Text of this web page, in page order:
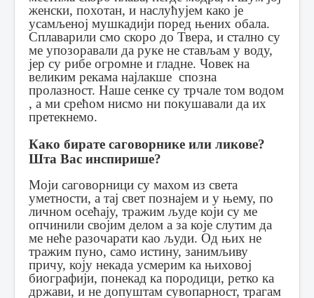
женски, похотан, и наслућујем како је
усамљеној мушкадији поред њених обала.
Сплаварили смо скоро до Твера, и стално су
ме упозоравали да руке не стављам у воду,
јер су рибе огромне и гладне. Човек на
великим рекама најлакше спозна
пролазност. Наше сенке су трчале том водом
, а ми срећом нисмо ни покушавали да их
претекнемо.
Како бирате саговорнике или ликове?
Шта Вас инспирише?
Моји саговорници су махом из света
уметности, а тај свет познајем и у њему, по
личном осећају, тражим људе који су ме
опчинили својим делом а за које слутим да
ме неће разочарати као људи. Од њих не
тражим пуно, само истину, занимљиву
причу, коју некада усмерим ка њиховој
биографији, понекад ка породици, ретко ка
држави, и не допуштам сувопарност, трагам